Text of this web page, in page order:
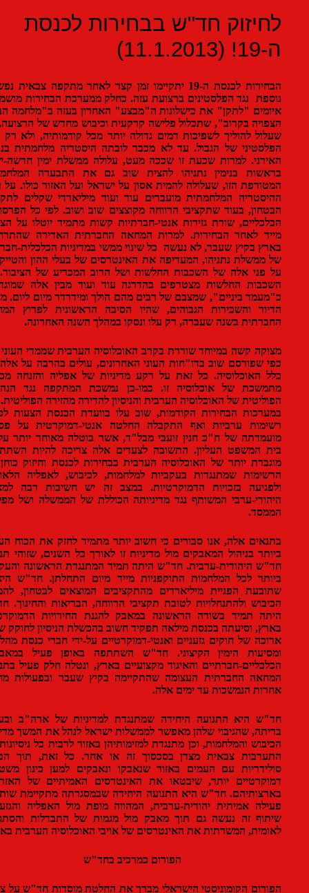
חד"ש בבחירות לכנסת
הבחירות לכנסת ה-19 יתקיימו זמן קצר לאחר מתקפה צבאית נפשעת
נגד הפלסטינים ברצועת עזה. כחלק ממערכת הבחירות מושמעים
"לתקן" את כישלונות ה"מבצע" האחרון בעזה ב"מלחמה הבאה
בקרוב", שתכלול פלישה קרקעית וכיבוש מחדש של הרצועה, מה
להוליך לשפיכות דמים גדולה יותר מכל קודמותיה, ולא רק בצד
של הגבול. עד לא מכבר לובתה היסטריה מלחמתית בנושא
למרות שכעת זו שככה מעט, עלולה ממשלת ימין חדשה-ישנה
בנימין נתניהו להצית שוב גם את התבערה המלחמתית
הזו, שעלולה להמית אסון על ישראל ועל האזור כולו. על רקע
המלחמתית מועברים עוד ועוד מיליארדי שקלים לתקציבי
בעוד שתקציבי הרווחה מקוצצים שוב ושוב. לפי כל הפרסומים
שורת גזירות אנטי-חברתיות קשות מתמיד יוטלו על הציבור
לאחר הבחירות. למרות המחאה החברתית האדירה שהתרחשה
בקיץ שעבר, לא נעשה כל שינוי ממשי במדיניות הכלכלית-חברתית
ממשלת נתניהו, המעדיפה את האינטרסים של בעלי ההון והטייקונים
פני אלה של השכבות החלשות ושל הרוב המכריע של הציבור. אל
החלשות מצטרפים בהדרגה עוד ועוד מבין אלה שמוגדרים
ביניים", שמצבם של רבים מהם הולך ומידרדר מיום ליום. מחירי
והשכירות הגבוהים, שהיו הסיבה הראשונית לפרוץ המחאה
בשנה שעברה, רק עלו ונסקו במהלך השנה האחרונה.
קשה במיוחד שוררת בקרב האוכלוסיה הערבית שממדי העוני בה,
שפורסם שוב בדו"חות העוני האחרונים, עולים בהרבה על אלה של
האוכלוסיה. כל זאת על רקע מדיניות של אפליה והזנחה מכוונת
של אוכלוסיה זו. כמו-כן נמשכת המתקפה נגד הנהגתה
של האוכלוסיה הערבית והניסיון להדירה מהזירה הפוליטית. כמו
הבחירות הקודמות, שוב עלו בוועדת הכנסת הצעות לפסול
ערביות ואף התקבלה החלטה אנטי-דמוקרטית על פסילת
של ח"כ חנין זועבי מבל"ד, אשר בוטלה מאוחר יותר על-ידי
המשפט העליון. התשובה לצעדים אלה צריכה להיות השתתפות
יותר של האוכלוסיה הערבית בבחירות לכנסת וחיזוק כוחן של
שמתנגדות בעקביות למלחמות, לכיבוש, לאפליה הלאומית
בזכויות הדמוקרטיות. במצב זה יש חשיבות רבה למאבק
ערבי המשותף נגד מדיניותה הכוללת של הממשלה ושל מפלגות
אלה, אנו סבורים כי חשוב יותר מתמיד לחזק את הכוח העקבי
בניהול המאבקים מול מדיניות זו לאורך כל השנים, שזוהי תנועת
היהודית-ערבית. חד"ש היתה תמיד המתנגדת הראשונה והעקבית
לכל המלחמות התוקפניות מייד מיום התחלתן. חד"ש היא זו
הפניית מיליארדים מהתקציבים המוצאים לבטחון, להמשך
ולהתנחלויות לטובת תקציבי הרווחה, הבריאות והחינוך. חד"ש
תמיד בשורה הראשונה במאבק להגנת החירויות הדמוקרטיות
וסיעתה בכנסת מילאה תפקיד חשוב בהכשלת הניסיון לחוקק שורה
של חוקים גזעניים ואנטי-דמוקרטיים על-ידי חברי כנסת מהליכוד
הימין הקיצוני. חד"ש השתתפה באופן פעיל במאבקים
חברתיים והאיגוד מקצועיים בארץ, ונטלה חלק פעיל בתנועת
החברתית העצומה שהתקיימה בקיץ שעבר ובפעולות מחאה
הנמשכות עד ימים אלה.
היא התנועה היחידה שמתנגדת למדיניות של ארה"ב ובעלות
שהגיבוי שלהן מאפשר לממשלות ישראל לנהל את המשך מדיניות
והמלחמות, וכן מתנגדת למזימותיהן באזור לרבות כל ניסיונות של
צבאית מצדן בסכסוך זה או אחר. כל זאת, תוך הפגנת
עם העמים באזור שנאבקו ונאבקים למען כינון משטרים
יותר, שיבטאו את האינטרסים האמיתיים של האזרחים
חד"ש היא התנועה היחידה שבמסגרתה מתקיימת שותפות
אמיתית יהודית-ערבית, המהווה מופת מול האפליה והגזענות.
זה נעשה גם תוך מאבק מול מגמות של התבדלות והסתגרות
המשרתות את האינטרסים של אויבי האוכלוסיה הערבית בארץ.
הפורום כמרכיב בחד"ש
הקומוניסטי הישראלי מברך את החלטת מוסדות חד"ש על צירוף